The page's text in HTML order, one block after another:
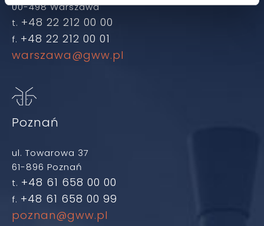
00-498 Warszawa
t. +48 22 212 00 00
f. +48 22 212 00 01
warszawa@gww.pl
Poznań
ul. Towarowa 37
61-896 Poznań
t. +48 61 658 00 00
f. +48 61 658 00 99
poznan@gww.pl